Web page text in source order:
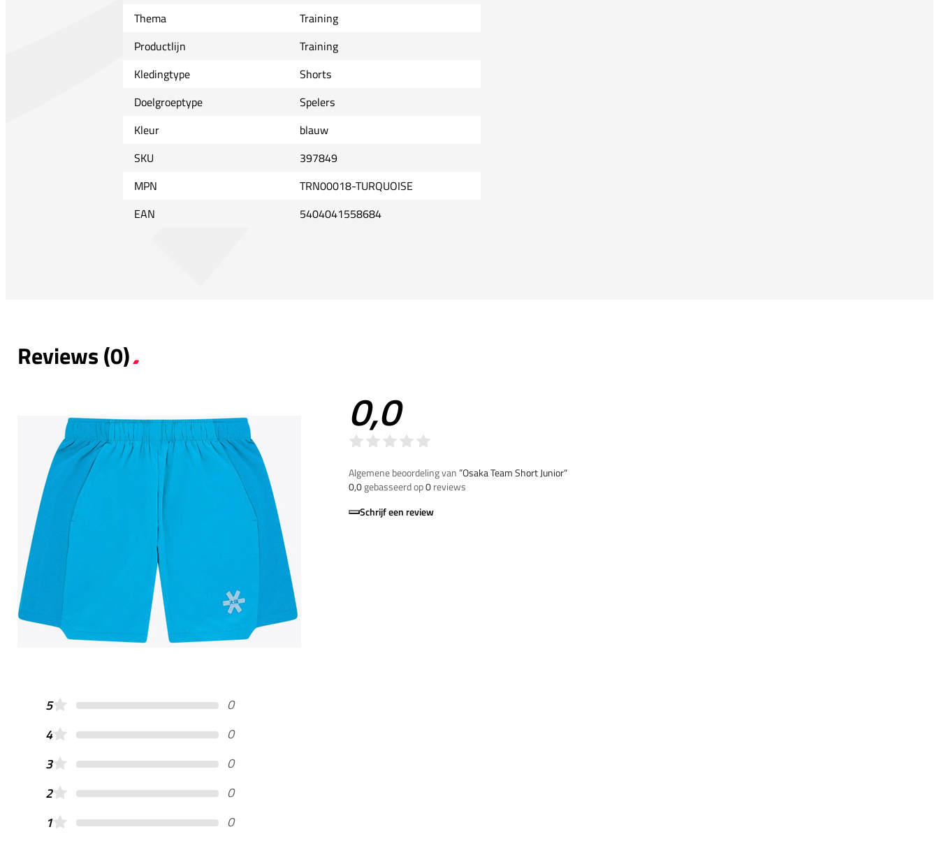
Thema
Training
Productlijn
Training
Kledingtype
Shorts
Doelgroeptype
Spelers
Kleur
blauw
SKU
397849
MPN
TRN00018-TURQUOISE
EAN
5404041558684
Reviews (0)
0,0
Algemene beoordeling van”Osaka Team Short Junior“
0,0gebasseerd op0reviews
Schrijf een review
5
0
4
0
3
0
2
0
1
0